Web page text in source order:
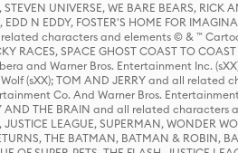
STEVEN UNIVERSE, WE BARE BEARS,
N EDDY, FOSTER'S HOME FOR
characters and elements © & ™
RACES, SPACE GHOST COAST TO
and Warner Bros. Entertainment Inc.
(sXX); TOM AND JERRY and all
Co. And Warner Bros. Entertainment
AND THE BRAIN and all related
JUSTICE LEAGUE, SUPERMAN,
THE BATMAN, BATMAN & ROBIN,